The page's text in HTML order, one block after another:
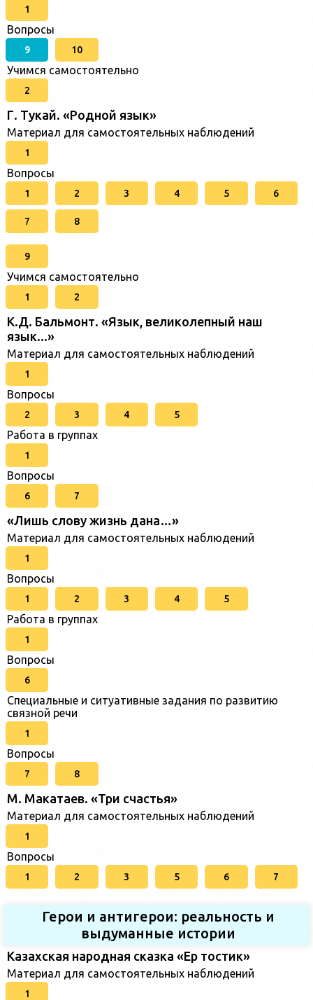
1
Вопросы
9 10
Учимся самостоятельно
2
Г. Тукай. «Родной язык»
Материал для самостоятельных наблюдений
1
Вопросы
1 2 3 4 5 6
7 8
9
Учимся самостоятельно
1 2
К.Д. Бальмонт. «Язык, великолепный наш
язык...»
Материал для самостоятельных наблюдений
1
Вопросы
2 3 4 5
Работа в группах
1
Вопросы
6 7
«Лишь слову жизнь дана…»
Материал для самостоятельных наблюдений
1
Вопросы
1 2 3 4 5
Работа в группах
1
Вопросы
6
Специальные и ситуативные задания по развитию
связной речи
1
Вопросы
7 8
М. Макатаев. «Три счастья»
Материал для самостоятельных наблюдений
1
Вопросы
1 2 3 5 6 7
Герои и антигерои: реальность и
выдуманные истории
Казахская народная сказка «Ер тостик»
Материал для самостоятельных наблюдений
1